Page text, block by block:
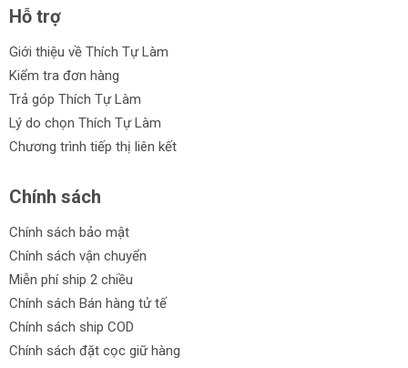
Hỗ trợ
Giới thiệu về Thích Tự Làm
Kiểm tra đơn hàng
Trả góp Thích Tự Làm
Lý do chọn Thích Tự Làm
Chương trình tiếp thị liên kết
Chính sách
Chính sách bảo mật
Chính sách vận chuyển
Miễn phí ship 2 chiều
Chính sách Bán hàng tử tế
Chính sách ship COD
Chính sách đặt cọc giữ hàng